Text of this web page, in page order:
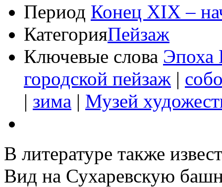
Период Конец XIX –
КатегорияПейзаж
Ключевые слова Эпоха
городской пейзаж |
| зима | Музей
В литературе также
Вид на Сухаревскую